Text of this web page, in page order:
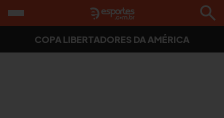
COPA LIBERTADORES DA AMÉRICA